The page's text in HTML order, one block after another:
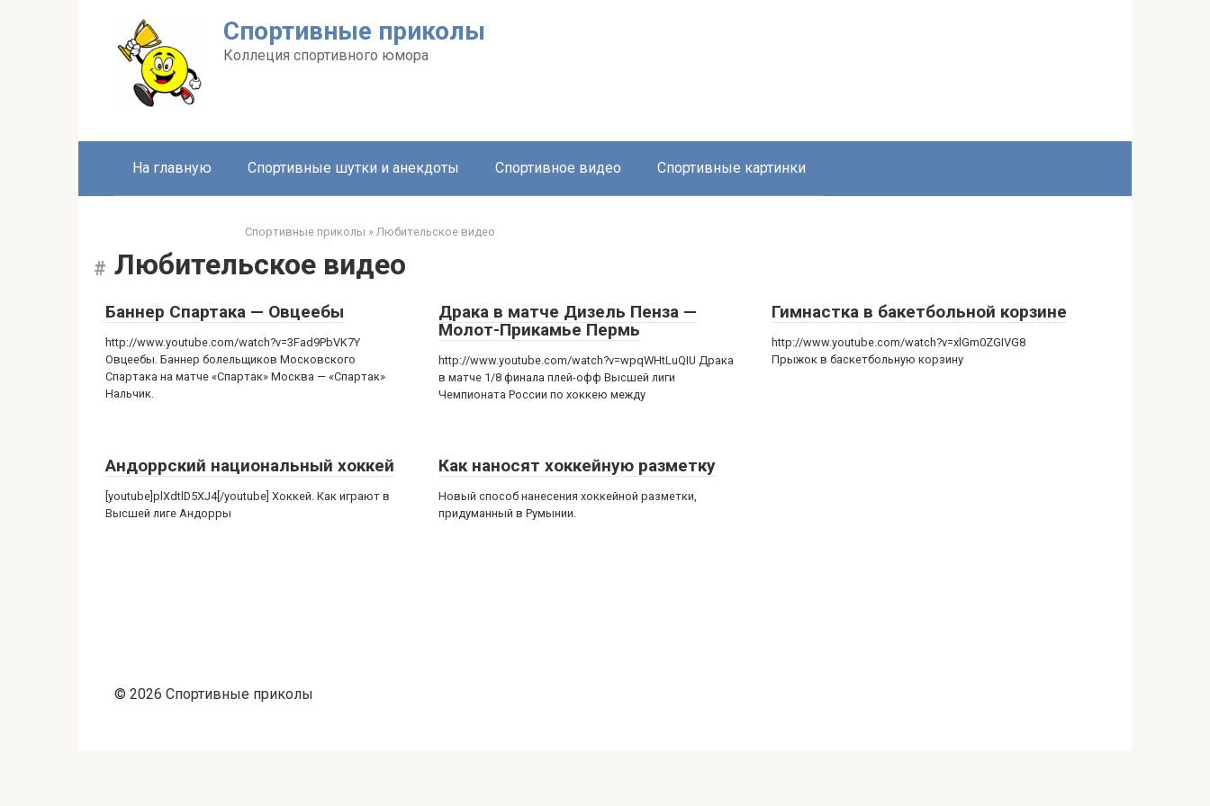
Спортивные приколы
Коллеция спортивного юмора
На главную Спортивные шутки и анекдоты Спортивное видео Спортивные картинки
Спортивные приколы » Любительское видео
Любительское видео
Баннер Спартака — Овцеебы
http://www.youtube.com/watch?v=3Fad9PbVK7Y
Овцеебы. Баннер болельщиков Московского
Спартака на матче «Спартак» Москва — «Спартак»
Нальчик.
Драка в матче Дизель Пенза —
Молот-Прикамье Пермь
http://www.youtube.com/watch?v=wpqWHtLuQIU Драка
в матче 1/8 финала плей-офф Высшей лиги
Чемпионата России по хоккею между
Гимнастка в бакетбольной корзине
http://www.youtube.com/watch?v=xlGm0ZGIVG8
Прыжок в баскетбольную корзину
Андоррский национальный хоккей
[youtube]plXdtlD5XJ4[/youtube] Хоккей. Как играют в
Высшей лиге Андорры
Как наносят хоккейную разметку
Новый способ нанесения хоккейной разметки,
придуманный в Румынии.
© 2026 Спортивные приколы